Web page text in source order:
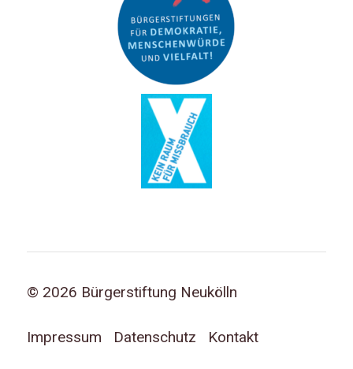
© 2026 Bürgerstiftung Neukölln
Impressum Datenschutz Kontakt